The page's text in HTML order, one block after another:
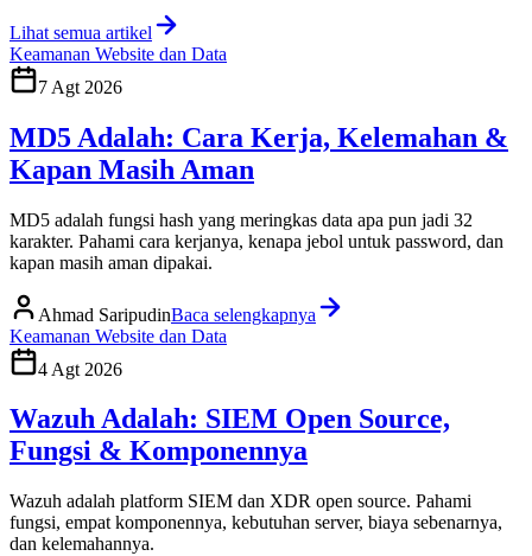
Lihat semua artikel
Keamanan Website dan Data
7 Agt 2026
MD5 Adalah: Cara Kerja, Kelemahan &
Kapan Masih Aman
MD5 adalah fungsi hash yang meringkas data apa pun jadi 32
karakter. Pahami cara kerjanya, kenapa jebol untuk password, dan
kapan masih aman dipakai.
Ahmad SaripudinBaca selengkapnya
Keamanan Website dan Data
4 Agt 2026
Wazuh Adalah: SIEM Open Source,
Fungsi & Komponennya
Wazuh adalah platform SIEM dan XDR open source. Pahami
fungsi, empat komponennya, kebutuhan server, biaya sebenarnya,
dan kelemahannya.